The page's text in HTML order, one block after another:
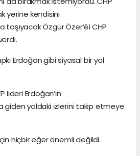
yerine kendisini
taşıyacak Özgür Özer’éi CHP
Erdoğan gibi siyasal bir yol
Erdoğan’ın
giden yoldaki izlerini takip etmeye
hiçbir eğer önemli değildi.